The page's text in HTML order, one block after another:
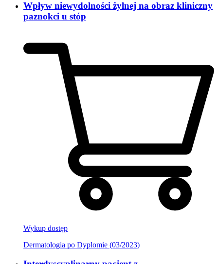
Wpływ niewydolności żylnej na obraz kliniczny
paznokci u stóp
Wykup dostęp
Dermatologia po Dyplomie (03/2023)